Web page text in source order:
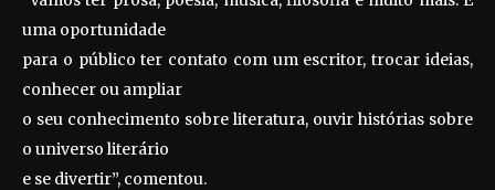
uma oportunidade
para o público ter contato com um escritor, trocar ideias,
conhecer ou ampliar
o seu conhecimento sobre literatura, ouvir histórias sobre
o universo literário
e se divertir”, comentou.